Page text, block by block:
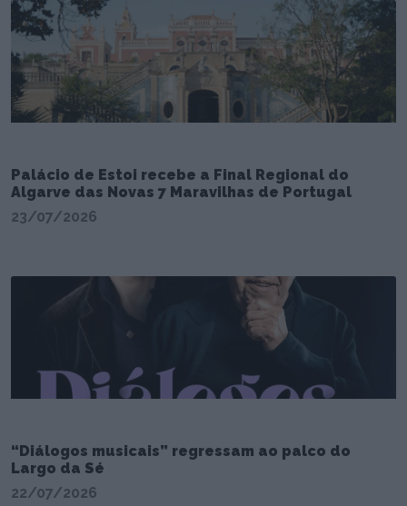
Palácio de Estoi recebe a Final Regional do
Algarve das Novas 7 Maravilhas de Portugal
23/07/2026
“Diálogos musicais” regressam ao palco do
Largo da Sé
22/07/2026